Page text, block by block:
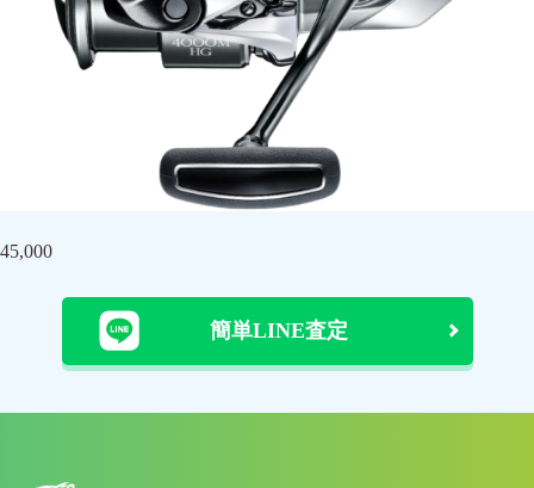
45,000
簡単LINE査定